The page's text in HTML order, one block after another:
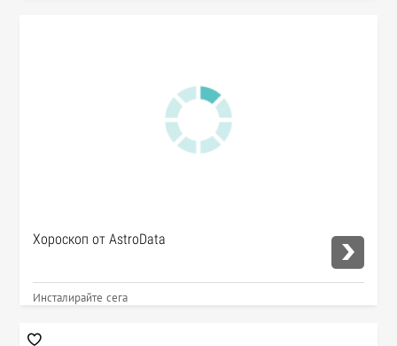
Хороскоп от AstroData
Инсталирайте сега